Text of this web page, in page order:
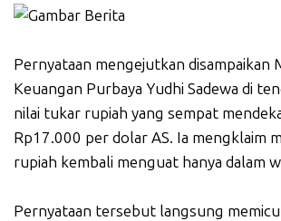
Pernyataan mengejutkan disampaikan
Keuangan Purbaya Yudhi Sadewa di
nilai tukar rupiah yang sempat
Rp17.000 per dolar AS. Ia mengklaim
rupiah kembali menguat hanya dalam
Pernyataan tersebut langsung